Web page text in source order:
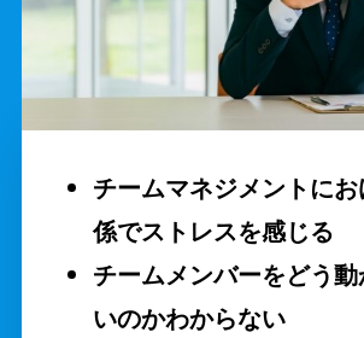
チームマネジメントに
係でストレスを感じる
チームメンバーをどう
いのかわからない